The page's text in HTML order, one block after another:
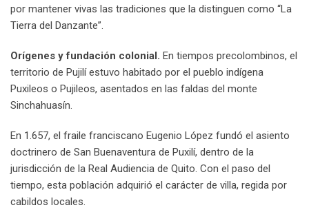
por mantener vivas las tradiciones que la distinguen como “La
Tierra del Danzante”.
Orígenes y fundación colonial. En tiempos precolombinos, el
territorio de Pujilí estuvo habitado por el pueblo indígena
Puxileos o Pujileos, asentados en las faldas del monte
Sinchahuasín.
En 1.657, el fraile franciscano Eugenio López fundó el asiento
doctrinero de San Buenaventura de Puxilí, dentro de la
jurisdicción de la Real Audiencia de Quito. Con el paso del
tiempo, esta población adquirió el carácter de villa, regida por
cabildos locales.